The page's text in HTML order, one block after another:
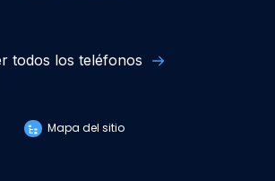
todos los teléfonos
Mapa del sitio